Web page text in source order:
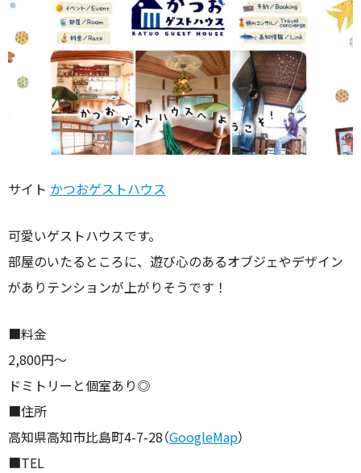
サイト かつおゲストハウス
可愛いゲストハウスです。
部屋のいたるところに、遊び心のあるオブジェやデザイン
がありテンションが上がりそうです！
■料金
2,800円〜
ドミトリーと個室あり◎
■住所
高知県高知市比島町4-7-28（GoogleMap）
■TEL